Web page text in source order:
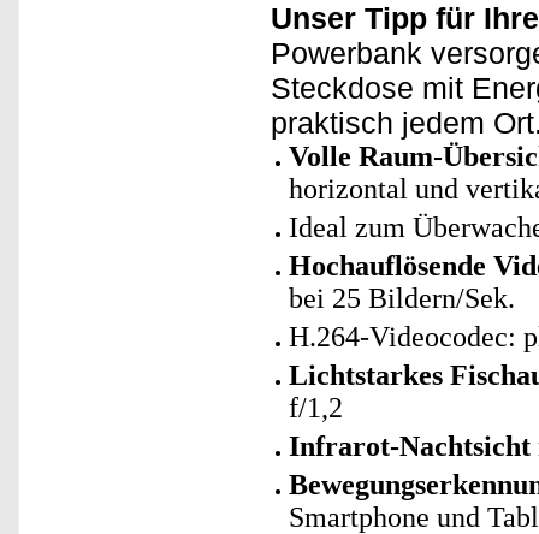
Unser Tipp für
Powerbank
Steckdose mit
praktisch jedem
Volle Raum-
horizontal und
Ideal zum
Hochauflösende
bei 25 Bildern/Sek.
H.264-Videocodec:
Lichtstarkes
f/1,2
Infrarot-Nachtsicht
Smartphone und